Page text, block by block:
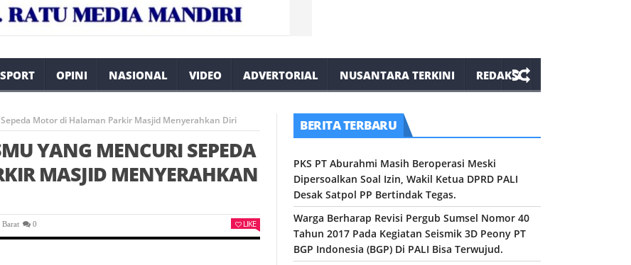
SPORT OPINI NASIONAL VIDEO ADVERTORIAL NUSANTARA TERKINI REDAKSI
Motor di Halaman Parkir Masjid Menyerahkan Diri
YANG MENCURI SEPEDA
MASJID MENYERAHKAN
Barat 0 LIKE
BERITA TERBARU
PKS PT Aburahmi Masih Beroperasi Meski
Dipersoalkan Soal Izin, Wakil Ketua DPRD PALI
Desak Satpol PP Bertindak Tegas.
Warga Berharap Revisi Pergub Sumsel Nomor 40
Tahun 2017 Pada Kegiatan Seismik 3D Peony PT
BGP Indonesia (BGP) Di PALI Bisa Terwujud.